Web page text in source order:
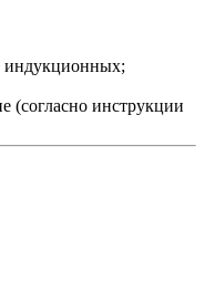
индукционных;
(согласно инструкции